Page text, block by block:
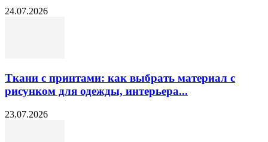
24.07.2026
Ткани с принтами: как выбрать материал с
рисунком для одежды, интерьера...
23.07.2026